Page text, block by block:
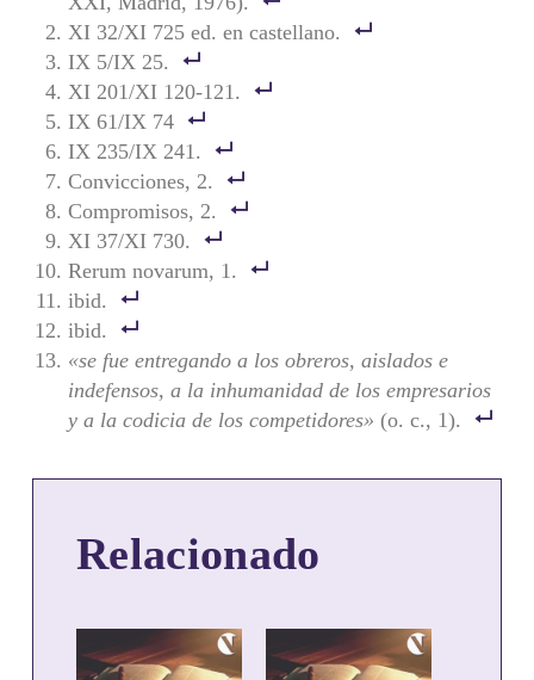
XI 32/XI 725 ed. en castellano.
IX 5/IX 25.
XI 201/XI 120-121.
IX 61/IX 74
IX 235/IX 241.
Convicciones, 2.
Compromisos, 2.
XI 37/XI 730.
Rerum novarum, 1.
ibid.
ibid.
«se fue entregando a los obreros, aislados e
indefensos, a la inhumanidad de los empresarios
y a la codicia de los competidores» (o. c., 1).
Relacionado